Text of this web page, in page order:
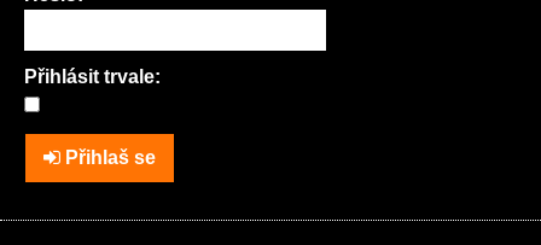
Přihlásit trvale:
Přihlaš se